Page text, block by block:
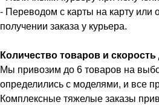
- Переводом с карты на карту или
получении заказа у курьера.
Количество товаров и скорость
Мы привозим до 6 товаров на
определились с моделями, и все
Комплексные тяжелые заказы